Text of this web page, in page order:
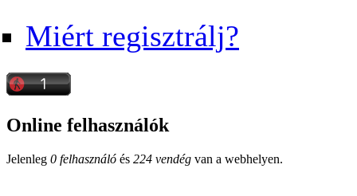
Miért regisztrálj?
Online felhasználók
Jelenleg 0 felhasználó és 224 vendég van a webhelyen.